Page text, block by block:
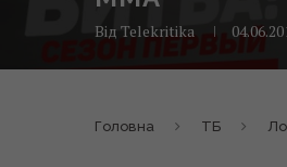
Від Telekritika
Головна ТБ